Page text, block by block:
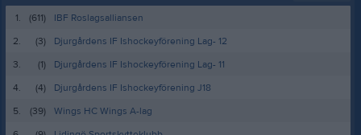
1. (611)
IBF Roslagsalliansen
2.
(3)
Djurgårdens IF Ishockeyförening Lag- 12
3.
(1)
Djurgårdens IF Ishockeyförening Lag- 11
4.
(4)
Djurgårdens IF Ishockeyförening J18
5.
(39)
Wings HC Wings A-lag